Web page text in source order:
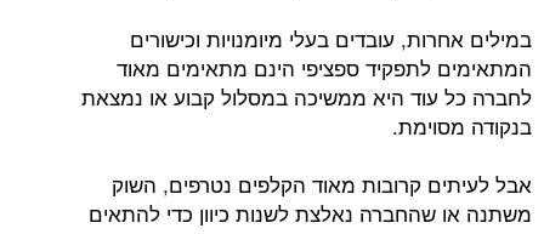
במילים אחרות, עובדים בעלי מיומנויות וכישורים
המתאימים לתפקיד ספציפי הינם מתאימים מאוד
לחברה כל עוד היא ממשיכה במסלול קבוע או נמצאת
בנקודה מסוימת.
אבל לעיתים קרובות מאוד הקלפים נטרפים, השוק
משתנה או שהחברה נאלצת לשנות כיוון כדי להתאים